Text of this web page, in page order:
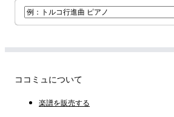
ココミュについて
楽譜を販売する